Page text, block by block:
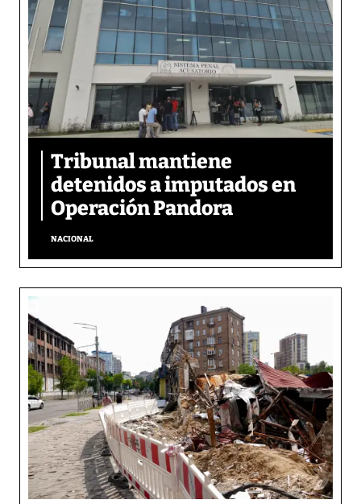
Tribunal mantiene
detenidos a imputados en
Operación Pandora
NACIONAL